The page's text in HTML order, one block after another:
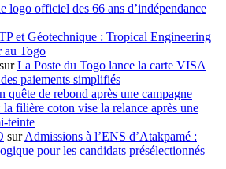
logo officiel des 66 ans d’indépendance
et Géotechnique : Tropical Engineering
au Togo
surLa Poste du Togo lance la carte VISA
paiements simplifiés
quête de rebond après une campagne
la filière coton vise la relance après une
teinte
surAdmissions à l’ENS d’Atakpamé :
pour les candidats présélectionnés